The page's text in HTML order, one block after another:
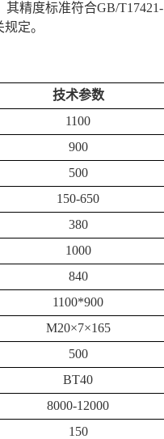
其精度标准符合GB/T17421-
定。
技术参数
1100
900
500
150-650
380
1000
840
1100*900
M20×7×165
500
BT40
8000-12000
150